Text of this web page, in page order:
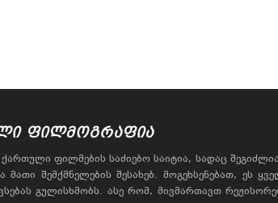
ᲤᲘᲚᲛᲝᲒᲠᲐᲤᲘᲐ
ქართული ფილმების საძიებო საიტია, სადაც
მათი შემქმნელების შესახებ. მოგეხსენებათ, ეს
გულისხმობს. ასე რომ, მივმართავთ